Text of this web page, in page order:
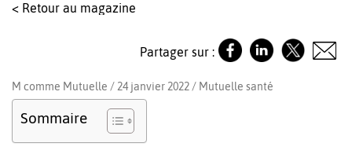
< Retour au magazine
Partager sur :
M comme Mutuelle / 24 janvier 2022 / Mutuelle santé
Sommaire